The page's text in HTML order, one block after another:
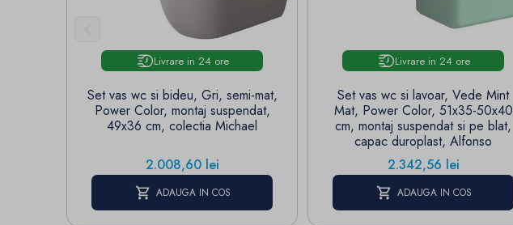
Livrare in 24 ore
Set vas wc si bideu, Gri, semi-mat,
Power Color, montaj suspendat,
49x36 cm, colectia Michael
Pret
2.008,60 lei
ADAUGA IN COS
Livrare in 24 ore
Set vas wc si lavoar, Vede Mint
Mat, Power Color, 51x35-50x40
cm, montaj suspendat si pe blat,
capac duroplast, Alfonso
Pret
2.342,56 lei
ADAUGA IN COS